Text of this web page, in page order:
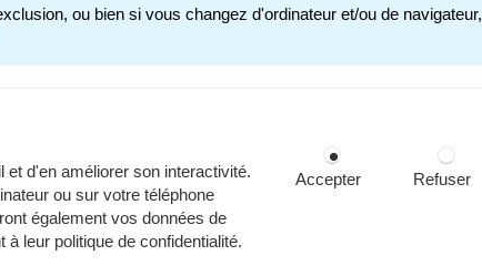
SCOLAIRE 2025-2026
les enfants qui :
ou bien si vous changez d'ordinateur et/ou de navigateur,
et d'en améliorer son interactivité.
ou sur votre téléphone
également vos données de
leur politique de confidentialité.
Accepter Refuser